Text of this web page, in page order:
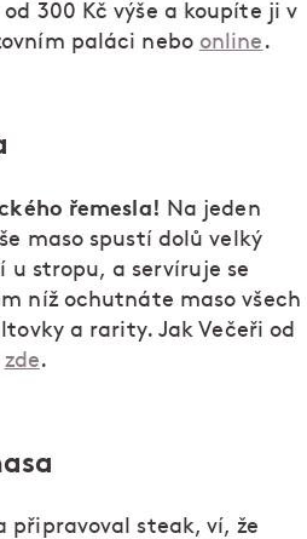
300 Kč výše a koupíte ji v
paláci nebo online .
řemesla! Na jeden
maso spustí dolů velký
u stropu, a servíruje se
níž ochutnáte maso všech
a rarity. Jak Večeři od
zde.
připravoval steak, ví, že